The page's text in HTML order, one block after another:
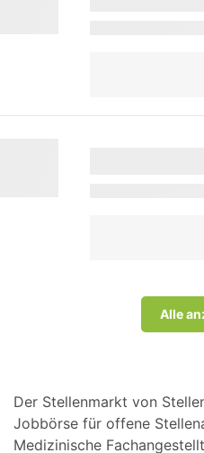
Alle
Der Stellenmarkt von
Jobbörse für offene
Medizinische